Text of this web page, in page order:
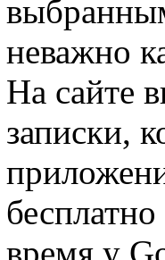
неважно
На сайте
записки,
время у